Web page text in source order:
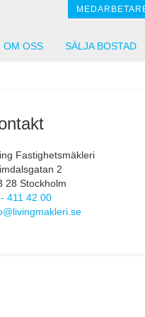
OM OSS SÄLJA BOSTAD
Fastighetsmäkleri
2
28 Stockholm
411 42 00